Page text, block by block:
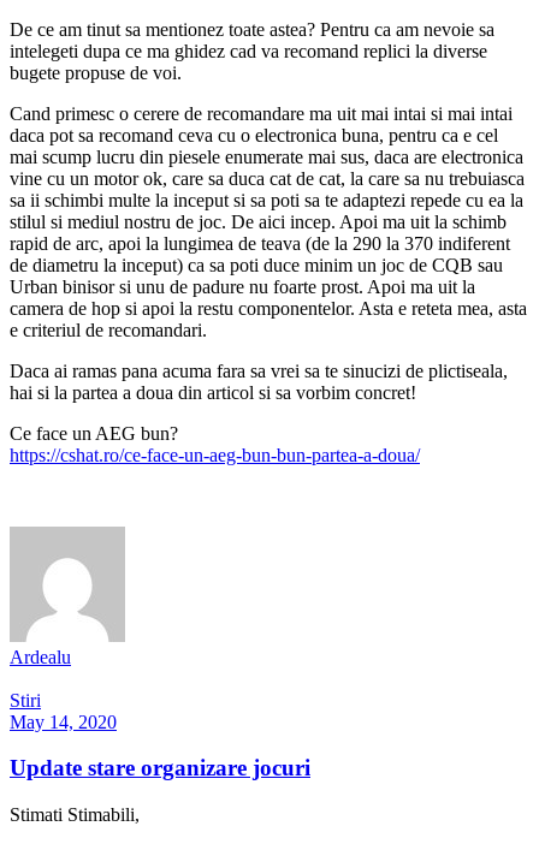
De ce am tinut sa mentionez toate astea? Pentru ca am nevoie sa
intelegeti dupa ce ma ghidez cad va recomand replici la diverse
bugete propuse de voi.
Cand primesc o cerere de recomandare ma uit mai intai si mai intai
daca pot sa recomand ceva cu o electronica buna, pentru ca e cel
mai scump lucru din piesele enumerate mai sus, daca are electronica
vine cu un motor ok, care sa duca cat de cat, la care sa nu trebuiasca
sa ii schimbi multe la inceput si sa poti sa te adaptezi repede cu ea la
stilul si mediul nostru de joc. De aici incep. Apoi ma uit la schimb
rapid de arc, apoi la lungimea de teava (de la 290 la 370 indiferent
de diametru la inceput) ca sa poti duce minim un joc de CQB sau
Urban binisor si unu de padure nu foarte prost. Apoi ma uit la
camera de hop si apoi la restu componentelor. Asta e reteta mea, asta
e criteriul de recomandari.
Daca ai ramas pana acuma fara sa vrei sa te sinucizi de plictiseala,
hai si la partea a doua din articol si sa vorbim concret!
Ce face un AEG bun?
https://cshat.ro/ce-face-un-aeg-bun-bun-partea-a-doua/
Ardealu
Stiri
May 14, 2020
Update stare organizare jocuri
Stimati Stimabili,